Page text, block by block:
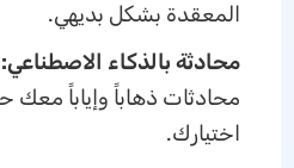
المعقدة بشكل بديهي.
محادثة بالذكاء الاصطناعي:
محادثات ذهاباً وإياباً
اختيارك.